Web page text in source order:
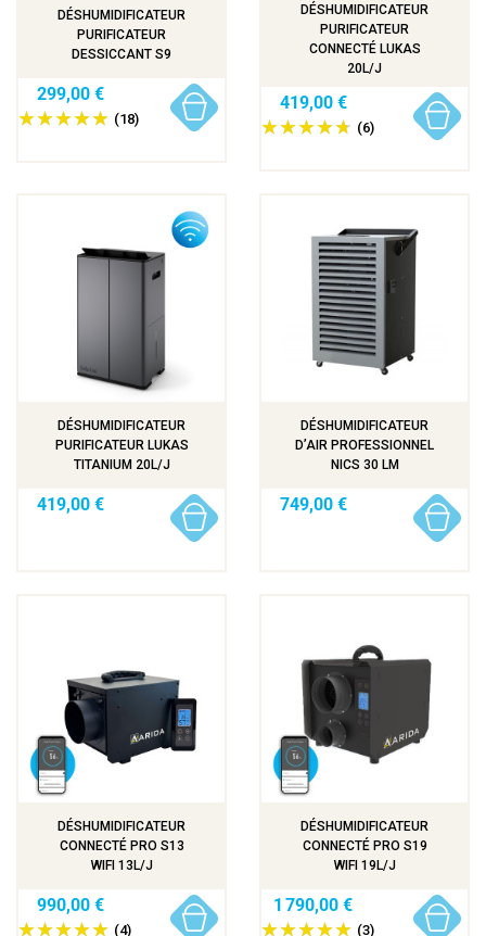
DÉSHUMIDIFICATEUR
PURIFICATEUR
DESSICCANT S9
(18)
299,00 €
DÉSHUMIDIFICATEUR
PURIFICATEUR
CONNECTÉ LUKAS
20L/J
(6)
419,00 €
DÉSHUMIDIFICATEUR
PURIFICATEUR LUKAS
TITANIUM 20L/J
419,00 €
DÉSHUMIDIFICATEUR
D’AIR PROFESSIONNEL
NICS 30 LM
749,00 €
DÉSHUMIDIFICATEUR
CONNECTÉ PRO S13
WIFI 13L/J
(4)
990,00 €
DÉSHUMIDIFICATEUR
CONNECTÉ PRO S19
WIFI 19L/J
(3)
1 790,00 €